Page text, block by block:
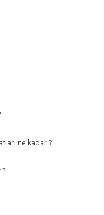
ne kadar ?